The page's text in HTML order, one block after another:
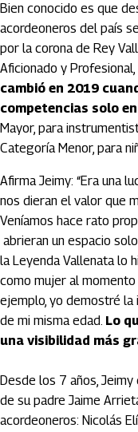
Bien conocido es que
acordeoneros del país
por la corona de Rey
Aficionado y
cambió en 2019
competencias solo
Mayor, para
Categoría Menor, para
Afirma Jeimy: “Era una
nos dieran el valor que
Veníamos hace rato
abrieran un espacio
la Leyenda Vallenata lo
como mujer al
ejemplo, yo demostré la
de mi misma edad. Lo
una visibilidad más
Desde los 7 años,
de su padre Jaime
acordeoneros: Nicolás